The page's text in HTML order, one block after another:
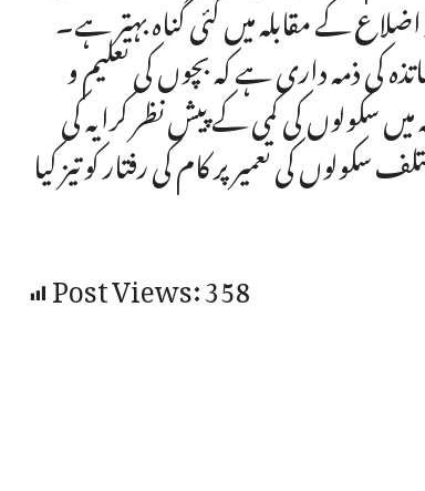
کے مقابلہ میں کئی گناہ بہتر ہے۔
کی ذمہ داری ہے کہ بچوں کی تعلیم و
سکولوں کی کمی کے پیش نظر کرایہ کی
کی تعمیر پر کام کی رفتار کو تیز کیا
Post Views:358